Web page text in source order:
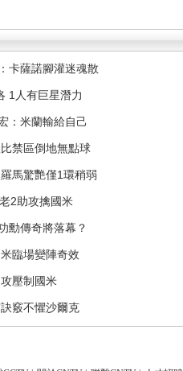
卡薩諾腳灌迷魂散
1人有巨星潛力
：米蘭輸給自己
禁區倒地無點球
馬驚艷僅1環稍弱
2助攻擒國米
勳傳奇將落幕？
臨場變陣奇效
壓制國米
竅不懼沙爾克